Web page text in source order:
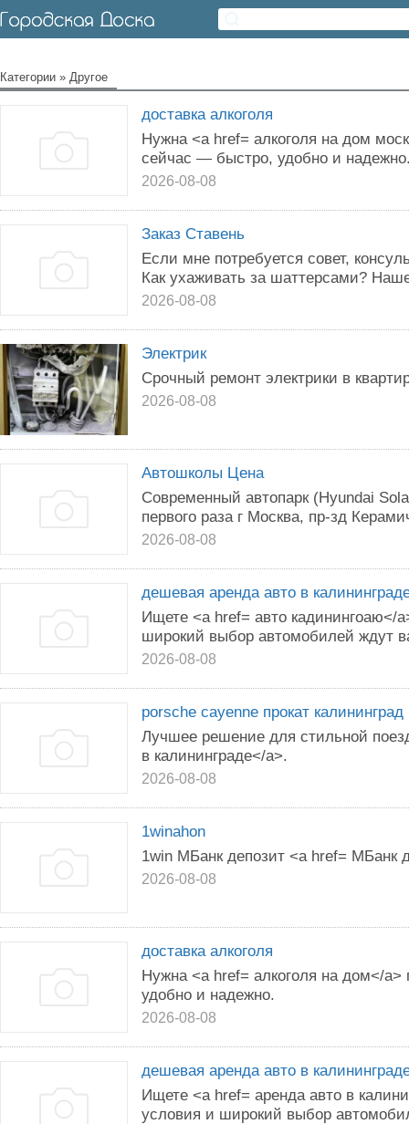
Категории » Другое
доставка алкоголя
Нужна <a href= алкоголя на дом
сейчас — быстро, удобно и
2026-08-08
Заказ Ставень
Если мне потребуется совет,
Как ухаживать за шаттерсами?
2026-08-08
Электрик
Срочный ремонт электрики в
2026-08-08
Автошколы Цена
Современный автопарк (Hyundai
первого раза г Москва, пр-зд
2026-08-08
дешевая аренда авто в
Ищете <a href= авто
широкий выбор автомобилей ждут
2026-08-08
porsche cayenne прокат калининград
Лучшее решение для стильной
в калининграде</a>.
2026-08-08
1winahon
1win МБанк депозит <a href= МБанк
2026-08-08
доставка алкоголя
Нужна <a href= алкоголя на дом</
удобно и надежно.
2026-08-08
дешевая аренда авто в
Ищете <a href= аренда авто в
условия и широкий выбор